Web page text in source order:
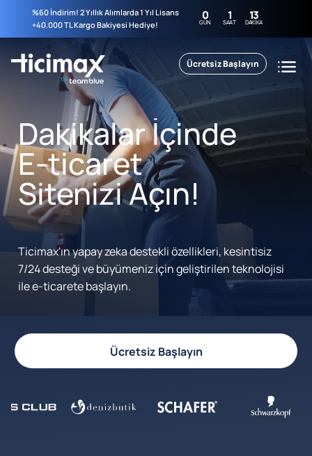
%60 İndirim! 2 Yıllık Alımlarda 1 Yıl Lisans
+40.000 TL Kargo Bakiyesi Hediye!
0
GÜN 1
SAAT 13
DAKIKA
Ücretsiz Başlayın
Dakikalar İçinde
E-ticaret
Sitenizi Açın!
Ticimax'ın yapay zeka destekli özellikleri, kesintisiz
7/24 desteği ve büyümeniz için geliştirilen teknolojisi
ile e-ticarete başlayın.
Ücretsiz Başlayın